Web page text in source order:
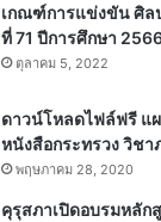
เกณฑ์การแข่งขัน ศิล
ที่ 71 ปีการศึกษา
ตุลาคม 5, 2022
ดาวน์โหลดไฟล์ฟรี แ
หนังสือกระทรวง วิชา
พฤษภาคม 28, 2020
คุรุสภาเปิดอบรมหลัก